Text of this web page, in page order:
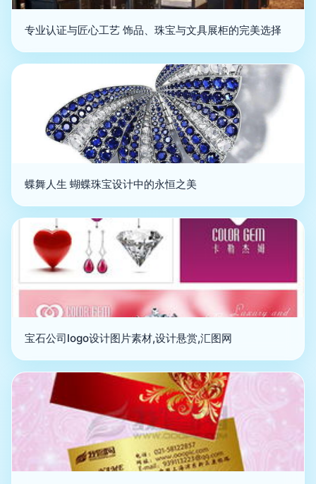
专业认证与匠心工艺 饰品、珠宝与文具展柜的完美选择
蝶舞人生 蝴蝶珠宝设计中的永恒之美
宝石公司logo设计图片素材,设计悬赏,汇图网